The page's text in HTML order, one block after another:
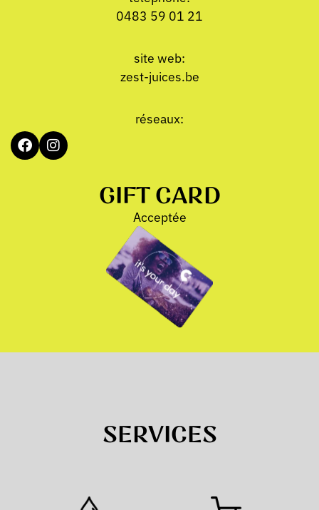
0483 59 01 21
site web:
zest-juices.be
réseaux:
GIFT CARD
Acceptée
SERVICES